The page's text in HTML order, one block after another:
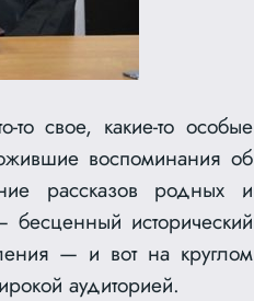
свое, какие-то особые
воспоминания об
рассказов родных и
исторический
— и вот на круглом
аудиторией.